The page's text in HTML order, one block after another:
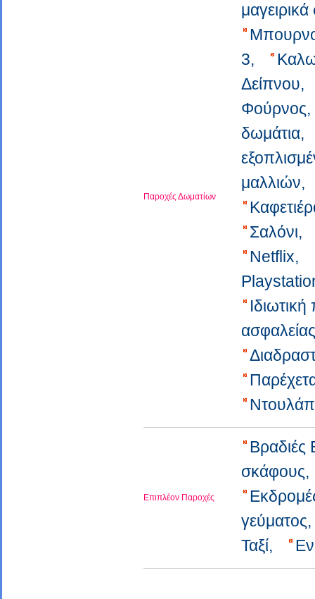
Παροχές Δωματίων
3,
Δείπνου,
δωμάτια,
μαλλιών,
Σαλόνι,
Netflix,
Επιπλέον Παροχές
Ταξί,